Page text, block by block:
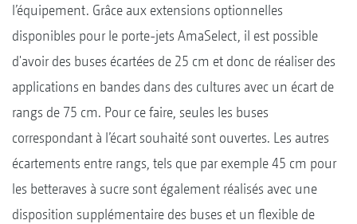
l’équipement. Grâce aux extensions optionnelles
disponibles pour le porte-jets AmaSelect, il est possible
d'avoir des buses écartées de 25 cm et donc de réaliser des
applications en bandes dans des cultures avec un écart de
rangs de 75 cm. Pour ce faire, seules les buses
correspondant à l’écart souhaité sont ouvertes. Les autres
écartements entre rangs, tels que par exemple 45 cm pour
les betteraves à sucre sont également réalisés avec une
disposition supplémentaire des buses et un flexible de